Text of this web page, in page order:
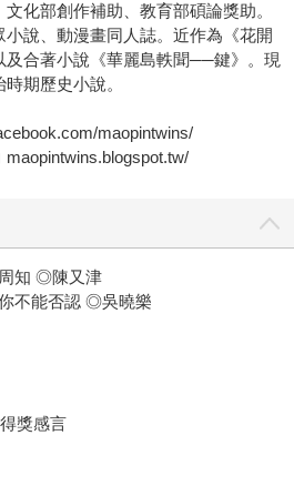
化部創作補助、教育部碩論獎助。
說、動漫畫同人誌。近作為《花開
及合著小說《華麗島軼聞──鍵》。現
期歷史小說。
maopintwins/
知 ◎陳又津
不能否認 ◎吳曉樂
獎感言